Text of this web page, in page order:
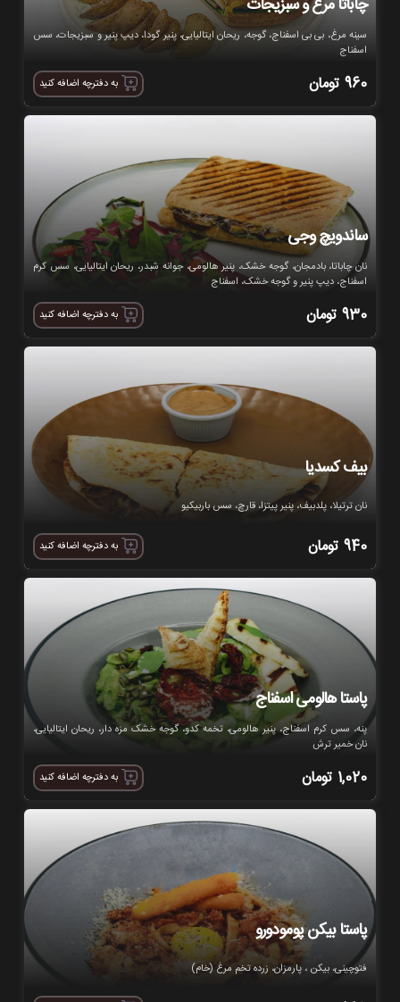
چاباتا مرغ و سبزیجات
سینه مرغ، بی بی اسفناج، گوجه، ریحان ایتالیایی، پنیر گودا، دیپ پنیر و سبزیجات، سس
اسفناج
960 تومان به دفترچه اضافه کنید
ساندویچ وجی
نان چاباتا، بادمجان، گوجه خشک، پنیر هالومی، جوانه شبدر، ریحان ایتالیایی، سس کرم
اسفناج، دیپ پنیر و گوجه خشک، اسفناج
930 تومان به دفترچه اضافه کنید
بیف کسدیا
نان ترتیلا، پلدبیف، پنیر پیتزا، قارچ، سس باربیکیو
940 تومان به دفترچه اضافه کنید
پاستا هالومی اسفناج
پنه، سس کرم اسفناج، پنیر هالومی، تخمه کدو، گوجه خشک مزه دار، ریحان ایتالیایی،
نان خمیر ترش
1,020 تومان به دفترچه اضافه کنید
پاستا بیکن پومودورو
فتوچینی، بیکن ، پارمزان، زرده تخم مرغ (خام)